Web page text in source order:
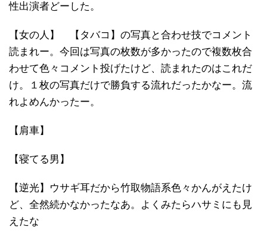
性出演者どーした。
【女の人】 【タバコ】の写真と合わせ技でコメント
読まれー。今回は写真の枚数が多かったので複数枚合
わせて色々コメント投げたけど、読まれたのはこれだ
け。１枚の写真だけで勝負する流れだったかなー。流
れよめんかったー。
【肩車】
【寝てる男】
【逆光】ウサギ耳だから竹取物語系色々かんがえたけ
ど、全然続かなかったなあ。よくみたらハサミにも見
えたな